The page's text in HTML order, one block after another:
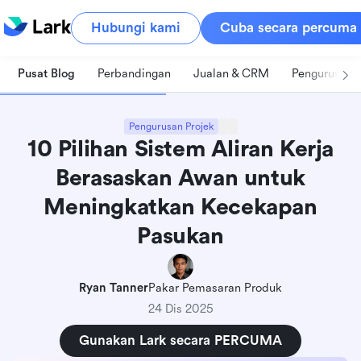
Hubungi kami Cuba secara percuma
Pusat Blog Perbandingan Jualan & CRM Pengurusan
Pengurusan Projek
10 Pilihan Sistem Aliran Kerja
Berasaskan Awan untuk
Meningkatkan Kecekapan
Pasukan
Ryan TannerPakar Pemasaran Produk
24 Dis 2025
Gunakan Lark secara PERCUMA